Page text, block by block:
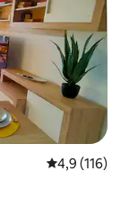
Prosječna
4,9 (116)